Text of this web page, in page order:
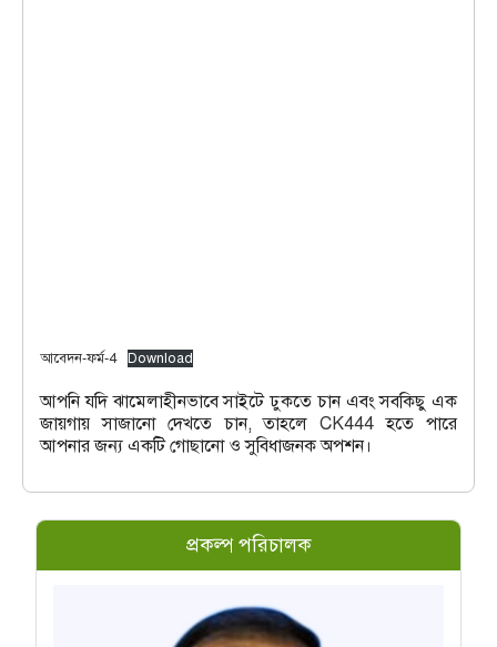
আবেদন-ফর্ম-4 Download
আপনি যদি ঝামেলাহীনভাবে সাইটে ঢুকতে চান এবং সবকিছু এক
জায়গায় সাজানো দেখতে চান, তাহলেCK444 হতে পারে
আপনার জন্য একটি গোছানো ও সুবিধাজনক অপশন।
প্রকল্প পরিচালক